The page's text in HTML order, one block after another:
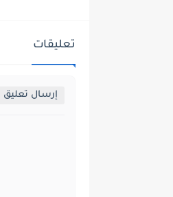
تعليقات
إرسال تعليق